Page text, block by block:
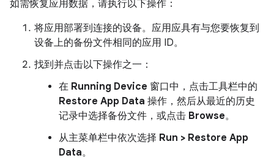
如需恢复应用数据，请执行以下操作：
将应用部署到连接的设备。应用应具有与您要恢复到
设备上的备份文件相同的应用 ID。
找到并点击以下操作之一：
在 Running Device 窗口中，点击工具栏中的
Restore App Data 操作，然后从最近的历史
记录中选择备份文件，或点击 Browse。
从主菜单栏中依次选择 Run > Restore App
Data。